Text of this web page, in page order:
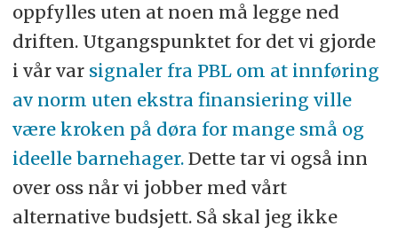
oppfylles uten at noen må legge ned
driften. Utgangspunktet for det vi gjorde
i vår varsignaler fra PBL om at innføring
av norm uten ekstra finansiering ville
være kroken på døra for mange små og
ideelle barnehager.Dette tar vi også inn
over oss når vi jobber med vårt
alternative budsjett. Så skal jeg ikke